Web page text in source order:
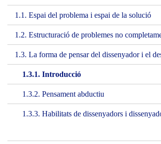
1.1. Espai del problema i espai de la solució
1.2. Estructuració de problemes no
1.3. La forma de pensar del dissenyador i el
1.3.1. Introducció
1.3.2. Pensament abductiu
1.3.3. Habilitats de dissenyadors i